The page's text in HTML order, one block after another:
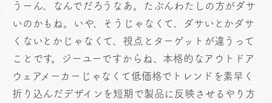
うーん、なんでだろうなあ。たぶんわたしの方がダサ
いのかもね。いや、そうじゃなくて、ダサいとかダサ
くないとかじゃなくて、視点とターゲットが違うって
ことです。ジーユーですからね、本格的なアウトドア
ウェアメーカーじゃなくて低価格でトレンドを素早く
折り込んだデザインを短期で製品に反映させるやり方